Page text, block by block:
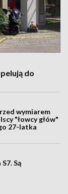
do
wymiarem
"łowcy głów"
27-latka
Są